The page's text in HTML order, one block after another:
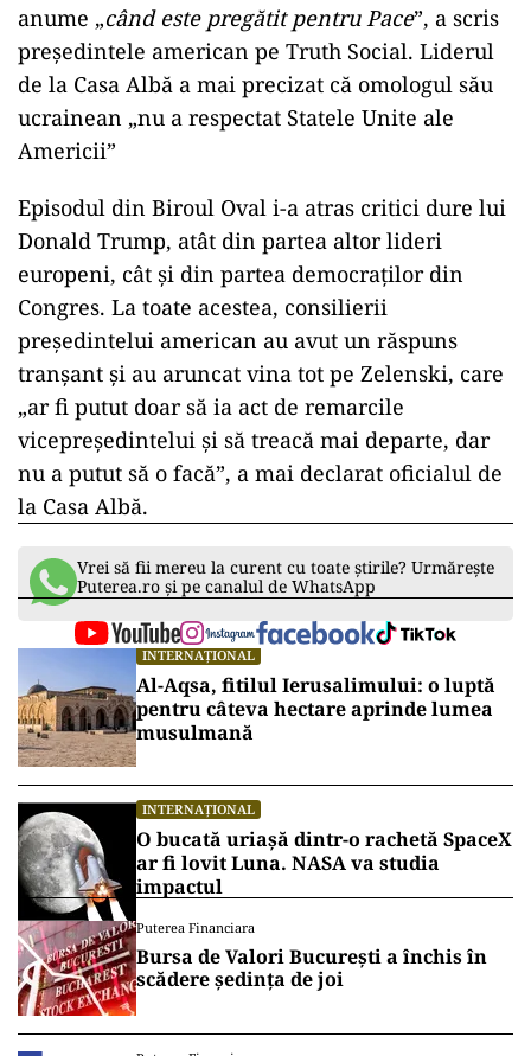
anume „când este pregătit pentru Pace”, a scris
președintele american pe Truth Social. Liderul
de la Casa Albă a mai precizat că omologul său
ucrainean „nu a respectat Statele Unite ale
Americii”
Episodul din Biroul Oval i-a atras critici dure lui
Donald Trump, atât din partea altor lideri
europeni, cât și din partea democraților din
Congres. La toate acestea, consilierii
președintelui american au avut un răspuns
tranșant și au aruncat vina tot pe Zelenski, care
„ar fi putut doar să ia act de remarcile
vicepreşedintelui şi să treacă mai departe, dar
nu a putut să o facă”, a mai declarat oficialul de
la Casa Albă.
Vrei să fii mereu la curent cu toate știrile? Urmărește
Puterea.ro și pe canalul de WhatsApp
INTERNAȚIONAL
Al-Aqsa, fitilul Ierusalimului: o luptă
pentru câteva hectare aprinde lumea
musulmană
INTERNAȚIONAL
O bucată uriașă dintr-o rachetă SpaceX
ar fi lovit Luna. NASA va studia
impactul
Puterea Financiara
Bursa de Valori București a închis în
scădere ședința de joi